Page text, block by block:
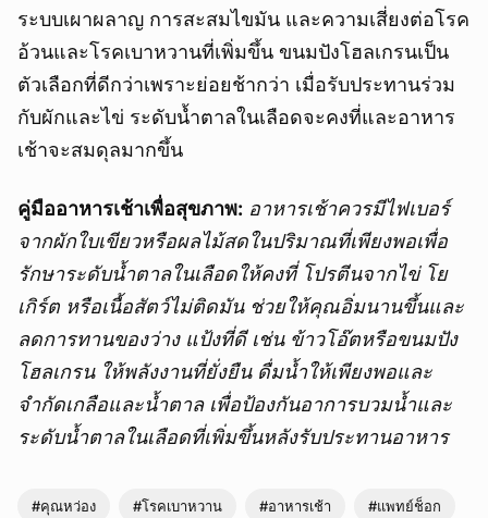
ระบบเผาผลาญ การสะสมไขมัน และความเสี่ยงต่อโรค
อ้วนและโรคเบาหวานที่เพิ่มขึ้น ขนมปังโฮลเกรนเป็น
ตัวเลือกที่ดีกว่าเพราะย่อยช้ากว่า เมื่อรับประทานร่วม
กับผักและไข่ ระดับน้ำตาลในเลือดจะคงที่และอาหาร
เช้าจะสมดุลมากขึ้น
คู่มืออาหารเช้าเพื่อสุขภาพ: อาหารเช้าควรมีไฟเบอร์
จากผักใบเขียวหรือผลไม้สดในปริมาณที่เพียงพอเพื่อ
รักษาระดับน้ำตาลในเลือดให้คงที่ โปรตีนจากไข่ โย
เกิร์ต หรือเนื้อสัตว์ไม่ติดมัน ช่วยให้คุณอิ่มนานขึ้นและ
ลดการทานของว่าง แป้งที่ดี เช่น ข้าวโอ๊ตหรือขนมปัง
โฮลเกรน ให้พลังงานที่ยั่งยืน ดื่มน้ำให้เพียงพอและ
จำกัดเกลือและน้ำตาล เพื่อป้องกันอาการบวมน้ำและ
ระดับน้ำตาลในเลือดที่เพิ่มขึ้นหลังรับประทานอาหาร
#คุณหว่อง #โรคเบาหวาน #อาหารเช้า #แพทย์ช็อก